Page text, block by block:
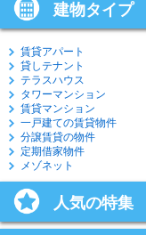
建物タイプ
賃貸アパート
貸しテナント
テラスハウス
タワーマンション
賃貸マンション
一戸建ての賃貸物件
分譲賃貸の物件
定期借家物件
メゾネット
人気の特集